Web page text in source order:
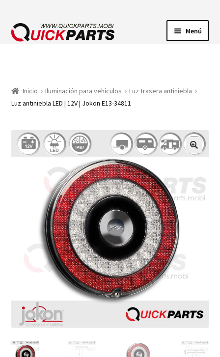
Menú
CLAXONES
Inicio Iluminación para vehículos
Luz trasera antiniebla
Luz antiniebla LED | 12V | Jokon E13-34811